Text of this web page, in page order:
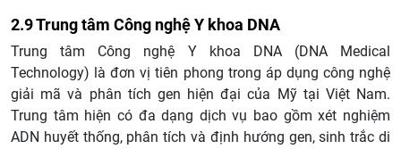
2.9 Trung tâm Công nghệ Y khoa DNA
Trung tâm Công nghệ Y khoa DNA (DNA Medical
Technology) là đơn vị tiên phong trong áp dụng công nghệ
giải mã và phân tích gen hiện đại của Mỹ tại Việt Nam.
Trung tâm hiện có đa dạng dịch vụ bao gồm xét nghiệm
ADN huyết thống, phân tích và định hướng gen, sinh trắc di